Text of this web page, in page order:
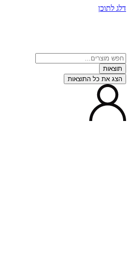
תחילתו
אנטר
כדי
לעבור
לאזור
תוכן
מרכזי
דלג לתוכן
תוצאות
הצג את כל התוצאות